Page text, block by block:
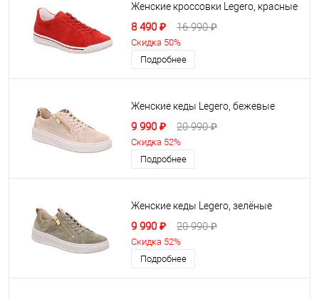
Женские кроссовки Legero, красные
8 490 ₽ 16 990 ₽
Скидка 50%
Подробнее
Женские кеды Legero, бежевые
9 990 ₽ 20 990 ₽
Скидка 52%
Подробнее
Женские кеды Legero, зелёные
9 990 ₽ 20 990 ₽
Скидка 52%
Подробнее